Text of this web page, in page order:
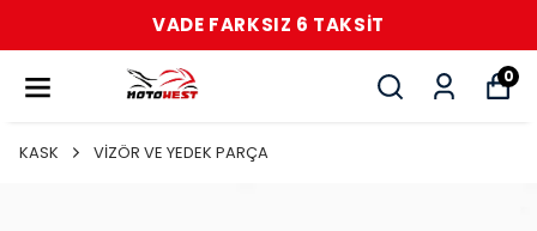
VADE FARKSIZ 6 TAKSİT
0
KASK VİZÖR VE YEDEK PARÇA